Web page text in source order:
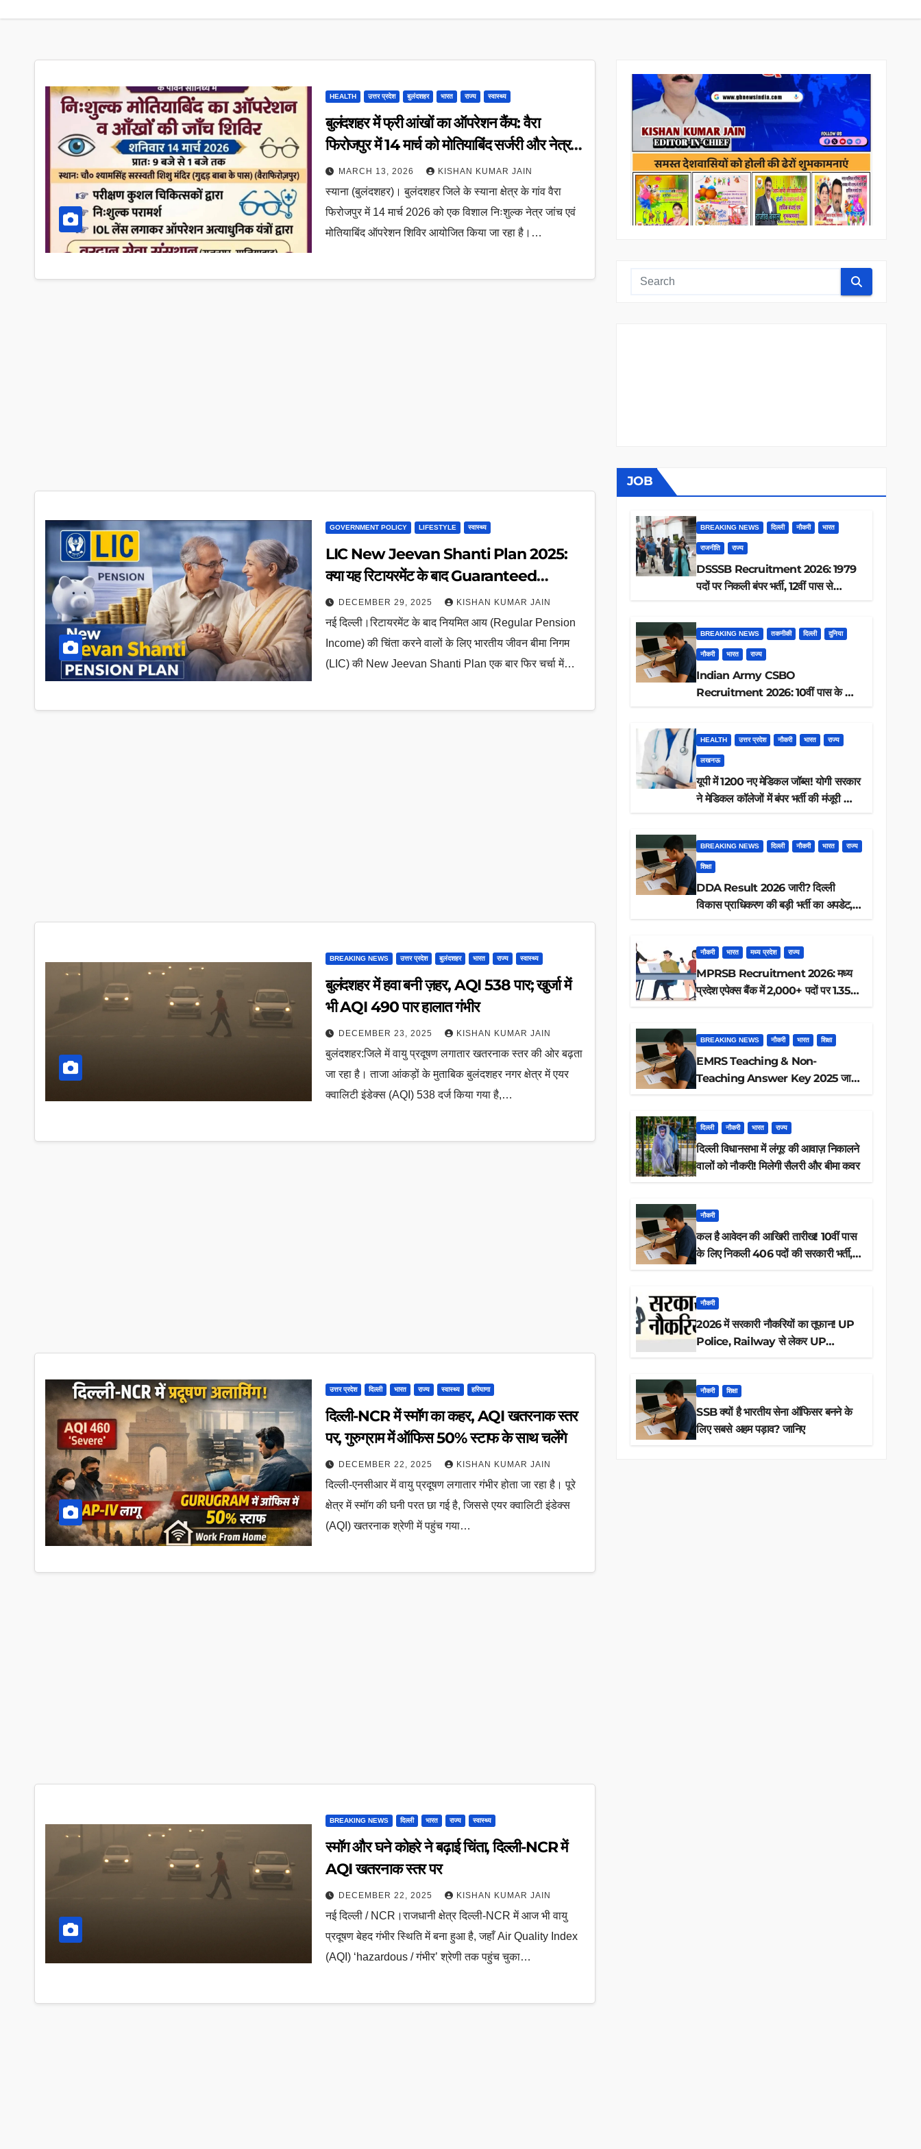
HEALTH उत्तर प्रदेश बुलंदशहर भारत राज्य स्वास्थ्य
बुलंदशहर में फ्री आंखों का ऑपरेशन कैंप: वैरा
फिरोजपुर में 14 मार्च को मोतियाबिंद सर्जरी और नेत्र
जांच बिल्कुल मुफ्त
MARCH 13, 2026 KISHAN KUMAR JAIN
स्याना (बुलंदशहर)। बुलंदशहर जिले के स्याना क्षेत्र के गांव वैरा
फिरोजपुर में 14 मार्च 2026 को एक विशाल निःशुल्क नेत्र जांच एवं
मोतियाबिंद ऑपरेशन शिविर आयोजित किया जा रहा है।…
GOVERNMENT POLICY LIFESTYLE स्वास्थ्य
LIC New Jeevan Shanti Plan 2025:
क्या यह रिटायरमेंट के बाद Guaranteed
Pension का सबसे सुरक्षित विकल्प है?
DECEMBER 29, 2025 KISHAN KUMAR JAIN
नई दिल्ली।रिटायरमेंट के बाद नियमित आय (Regular Pension
Income) की चिंता करने वालों के लिए भारतीय जीवन बीमा निगम
(LIC) की New Jeevan Shanti Plan एक बार फिर चर्चा में…
BREAKING NEWS उत्तर प्रदेश बुलंदशहर भारत राज्य स्वास्थ्य
बुलंदशहर में हवा बनी ज़हर, AQI 538 पार; खुर्जा में
भी AQI 490 पार हालात गंभीर
DECEMBER 23, 2025 KISHAN KUMAR JAIN
बुलंदशहर:जिले में वायु प्रदूषण लगातार खतरनाक स्तर की ओर बढ़ता
जा रहा है। ताजा आंकड़ों के मुताबिक बुलंदशहर नगर क्षेत्र में एयर
क्वालिटी इंडेक्स (AQI) 538 दर्ज किया गया है,…
उत्तर प्रदेश दिल्ली भारत राज्य स्वास्थ्य हरियाणा
दिल्ली-NCR में स्मॉग का कहर, AQI खतरनाक स्तर
पर, गुरुग्राम में ऑफिस 50% स्टाफ के साथ चलेंगे
DECEMBER 22, 2025 KISHAN KUMAR JAIN
दिल्ली-एनसीआर में वायु प्रदूषण लगातार गंभीर होता जा रहा है। पूरे
क्षेत्र में स्मॉग की घनी परत छा गई है, जिससे एयर क्वालिटी इंडेक्स
(AQI) खतरनाक श्रेणी में पहुंच गया…
BREAKING NEWS दिल्ली भारत राज्य स्वास्थ्य
स्मॉग और घने कोहरे ने बढ़ाई चिंता, दिल्ली-NCR में
AQI खतरनाक स्तर पर
DECEMBER 22, 2025 KISHAN KUMAR JAIN
नई दिल्ली / NCR।राजधानी क्षेत्र दिल्ली-NCR में आज भी वायु
प्रदूषण बेहद गंभीर स्थिति में बना हुआ है, जहाँ Air Quality Index
(AQI) ‘hazardous / गंभीर’ श्रेणी तक पहुंच चुका…
JOB
BREAKING NEWS दिल्ली नौकरी भारत
राजनीति राज्य
DSSSB Recruitment 2026: 1979
पदों पर निकली बंपर भर्ती, 12वीं पास से
BREAKING NEWS तकनीकी दिल्ली दुनिया
नौकरी भारत राज्य
Indian Army CSBO
Recruitment 2026: 10वीं पास के लिए
HEALTH उत्तर प्रदेश नौकरी भारत राज्य
लखनऊ
यूपी में 1200 नए मेडिकल जॉब्स! योगी सरकार
ने मेडिकल कॉलेजों में बंपर भर्ती की मंजूरी —
BREAKING NEWS दिल्ली नौकरी भारत राज्य
शिक्षा
DDA Result 2026 जारी? दिल्ली
विकास प्राधिकरण की बड़ी भर्ती का अपडेट,
नौकरी भारत मध्य प्रदेश राज्य
MPRSB Recruitment 2026: मध्य
प्रदेश एपेक्स बैंक में 2,000+ पदों पर 1.35
BREAKING NEWS नौकरी भारत शिक्षा
EMRS Teaching & Non-
Teaching Answer Key 2025 जारी,
दिल्ली नौकरी भारत राज्य
दिल्ली विधानसभा में लंगूर की आवाज़ निकालने
वालों को नौकरी! मिलेगी सैलरी और बीमा कवर
नौकरी
कल है आवेदन की आखिरी तारीख! 10वीं पास
के लिए निकली 406 पदों की सरकारी भर्ती,
नौकरी
2026 में सरकारी नौकरियों का तूफान! UP
Police, Railway से लेकर UP
नौकरी शिक्षा
SSB क्यों है भारतीय सेना ऑफिसर बनने के
लिए सबसे अहम पड़ाव? जानिए